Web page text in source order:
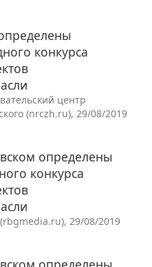
конкурса
центр
(nrczh.ru), 29/08/2019
определены
конкурса
29/08/2019